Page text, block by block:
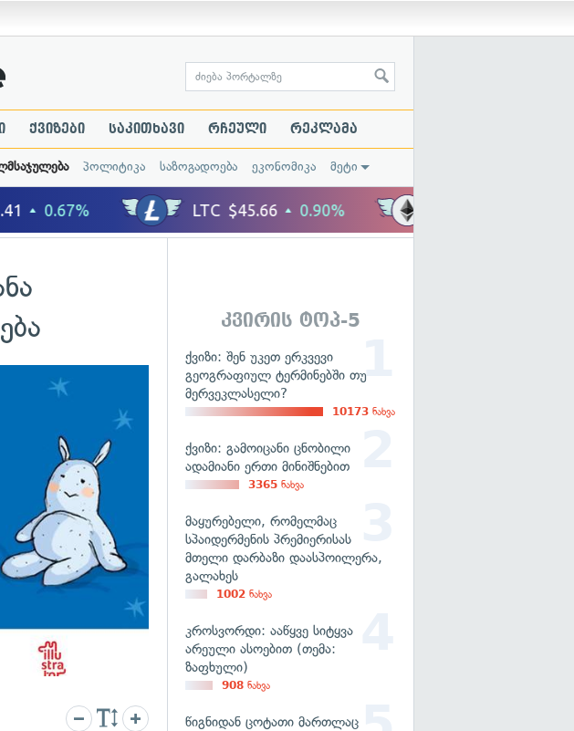
ქვიზები საკითხავი რჩეული რეკლამა
პოლიტიკა საზოგადოება ეკონომიკა მეტი
კვირის ტოპ-5
ქვიზი: შენ უკეთ ერკვევი
გეოგრაფიულ ტერმინებში თუ
მერვეკლასელი?
10173 ნახვა
ქვიზი: გამოიცანი ცნობილი
ადამიანი ერთი მინიშნებით
3365 ნახვა
მაყურებელი, რომელმაც
სპაიდერმენის პრემიერისას
მთელი დარბაზი დაასპოილერა,
გალახეს
1002 ნახვა
კროსვორდი: ააწყვე სიტყვა
არეული ასოებით (თემა:
ზაფხული)
908 ნახვა
წიგნიდან ცოტათი მართლაც